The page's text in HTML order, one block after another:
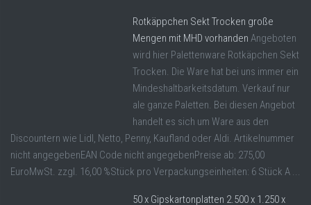
Rotkäppchen Sekt Trocken große
Mengen mit MHD vorhanden Angeboten
wird hier Palettenware Rotkäpchen Sekt
Trocken. Die Ware hat bei uns immer ein
Mindeshaltbarkeitsdatum. Verkauf nur
ale ganze Paletten. Bei diesen Angebot
handelt es sich um Ware aus den
Discountern wie Lidl, Netto, Penny, Kaufland oder Aldi. Artikelnummer
nicht angegebenEAN Code nicht angegebenPreise ab: 275,00
EuroMwSt. zzgl. 16,00 %Stück pro Verpackungseinheiten: 6 Stück A ...
50 x Gipskartonplatten 2.500 x 1.250 x